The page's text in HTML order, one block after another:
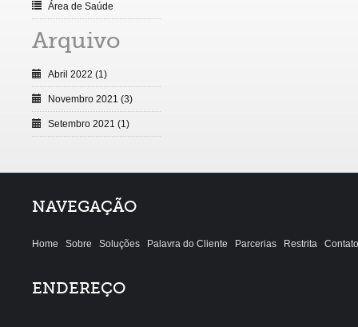
Área de Saúde
Arquivo
Abril 2022 (1)
Novembro 2021 (3)
Setembro 2021 (1)
NAVEGAÇÃO
Home Sobre Soluções Palavra do Cliente Parcerias Restrita Contato
ENDEREÇO